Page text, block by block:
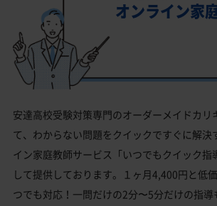
オンライン家
安達高校受験対策専門のオーダーメイドカリ
て、わからない問題をクイックですぐに解決
イン家庭教師サービス「いつでもクイック指
して提供しております。１ヶ月4,400円と低
つでも対応！一問だけの2分〜5分だけの指導